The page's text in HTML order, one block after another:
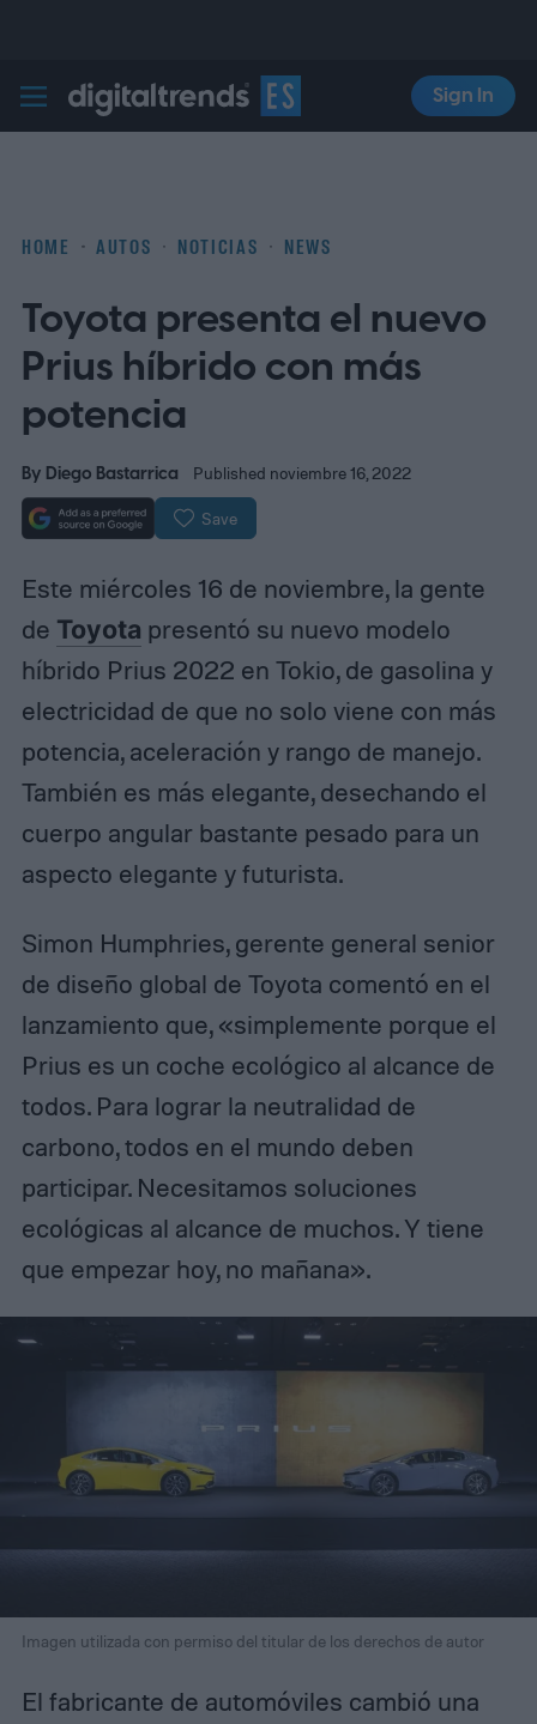
Digital Trends Español
Sign In
HOME AUTOS NOTICIAS NEWS
Toyota presenta el nuevo
Prius híbrido con más
potencia
By Diego Bastarrica Published noviembre 16, 2022
Save
Este miércoles 16 de noviembre, la gente
de Toyota presentó su nuevo modelo
híbrido Prius 2022 en Tokio, de gasolina y
electricidad de que no solo viene con más
potencia, aceleración y rango de manejo.
También es más elegante, desechando el
cuerpo angular bastante pesado para un
aspecto elegante y futurista.
Simon Humphries, gerente general senior
de diseño global de Toyota comentó en el
lanzamiento que, «simplemente porque el
Prius es un coche ecológico al alcance de
todos. Para lograr la neutralidad de
carbono, todos en el mundo deben
participar. Necesitamos soluciones
ecológicas al alcance de muchos. Y tiene
que empezar hoy, no mañana».
Imagen utilizada con permiso del titular de los derechos de autor
El fabricante de automóviles cambió una